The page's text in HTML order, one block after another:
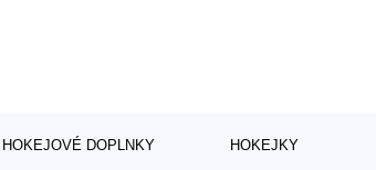
HOKEJOVÉ DOPLNKY HOKEJKY